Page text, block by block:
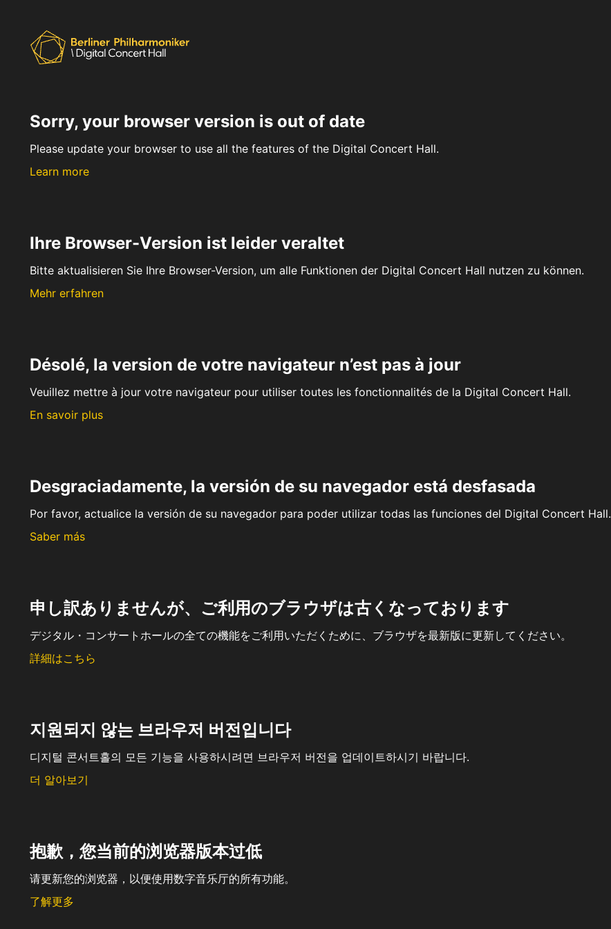
Sorry, your browser version is out of date
Please update your browser to use all the features of the Digital Concert Hall.
Learn more
Ihre Browser-Version ist leider veraltet
Bitte aktualisieren Sie Ihre Browser-Version, um alle Funktionen der Digital Concert Hall nutzen zu können.
Mehr erfahren
Désolé, la version de votre navigateur n’est pas à jour
Veuillez mettre à jour votre navigateur pour utiliser toutes les fonctionnalités de la Digital Concert Hall.
En savoir plus
Desgraciadamente, la versión de su navegador está desfasada
Por favor, actualice la versión de su navegador para poder utilizar todas las funciones del Digital Concert Hall.
Saber más
申し訳ありませんが、ご利用のブラウザは古くなっております
デジタル・コンサートホールの全ての機能をご利用いただくために、ブラウザを最新版に更新してください。
詳細はこちら
지원되지 않는 브라우저 버전입니다
디지털 콘서트홀의 모든 기능을 사용하시려면 브라우저 버전을 업데이트하시기 바랍니다.
더 알아보기
抱歉，您当前的浏览器版本过低
请更新您的浏览器，以便使用数字音乐厅的所有功能。
了解更多